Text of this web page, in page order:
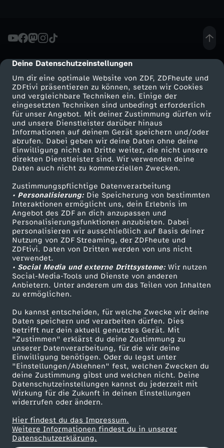
cmp-dialog-description
Deine Datenschutzeinstellungen
Um dir eine optimale Website von ZDF, ZDFheute und
ZDFtivi präsentieren zu können, setzen wir Cookies
und vergleichbare Techniken ein. Einige der
eingesetzten Techniken sind unbedingt erforderlich
für unser Angebot. Mit deiner Zustimmung dürfen wir
und unsere Dienstleister darüber hinaus
Informationen auf deinem Gerät speichern und/oder
abrufen. Dabei geben wir deine Daten ohne deine
Einwilligung nicht an Dritte weiter, die nicht unsere
direkten Dienstleister sind. Wir verwenden deine
Daten auch nicht zu kommerziellen Zwecken.
Zustimmungspflichtige Datenverarbeitung
• Personalisierung:Die Speicherung von bestimmten
Interaktionen ermöglicht uns, dein Erlebnis im
Angebot des ZDF an dich anzupassen und
Personalisierungsfunktionen anzubieten. Dabei
personalisieren wir ausschließlich auf Basis deiner
Nutzung von ZDF Streaming, der ZDFheute und
ZDFtivi. Daten von Dritten werden von uns nicht
verwendet.
• Social Media und externe Drittsysteme:Wir nutzen
Social-Media-Tools und Dienste von anderen
Anbietern. Unter anderem um das Teilen von Inhalten
zu ermöglichen.
Du kannst entscheiden, für welche Zwecke wir deine
Daten speichern und verarbeiten dürfen. Dies
betrifft nur dein aktuell genutztes Gerät. Mit
"Zustimmen" erklärst du deine Zustimmung zu
unserer Datenverarbeitung, für die wir deine
Einwilligung benötigen. Oder du legst unter
"Einstellungen/Ablehnen" fest, welchen Zwecken du
deine Zustimmung gibst und welchen nicht. Deine
Datenschutzeinstellungen kannst du jederzeit mit
Wirkung für die Zukunft in deinen Einstellungen
widerrufen oder ändern.
Hier findest du das Impressum.
Weitere Informationen findest du in unserer
Datenschutzerklärung.
r
P
i
c
t
u
r
e
e
n
2
g
o
G
e
s
c
h
i
c
h
t
e
B
a
u
w
e
r
k
e
d
e
r
G
e
s
c
R
a
m
s
e
s
I
I
.
a
p
l
o
r
e
:
B
r
a
i
n
P
r
o
j
e
r
e
i
ß
i
g
j
ä
h
r
i
g
e
K
r
i
e
r
s
p
i
e
l
r
d
a
n
n
m
a
l
w
e
g
t
r
i
p
1
9
4
5
–
D
e
i
t
e
i
Mehr ZDF
ZDF-Apps
Smart TV
ZDFtext
Livestreams
Sendungen A-Z
TV-Programm
Service
ZDFmitreden
Kontakt zum ZDF
Tickets
Zuschauerservice
Hilfe
ZDF Unternehmen
Karriere
ZDF goes Schule
Werbefernsehen
Mainzelmännchen
Partner